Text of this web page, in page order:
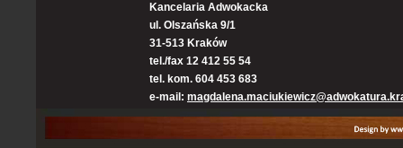
Kancelaria Adwokacka
ul. Olszańska 9/1
31-513 Kraków
tel./fax 12 412 55 54
tel. kom. 604 453 683
e-mail: